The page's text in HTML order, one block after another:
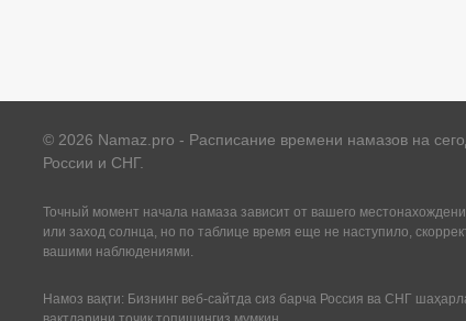
© 2026 Namaz.pro - Расписание времени намазов на
России и СНГ.
Точный момент начала намаза зависит от вашего
или заход солнца, но по таблице время еще не наступило,
вашими наблюдениями.
Намоз вақти: Бизнинг веб-сайтда сиз барча Россия ва СНГ